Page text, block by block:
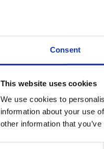
Consent
This website uses cookies
We use cookies to
information about your use
other information that